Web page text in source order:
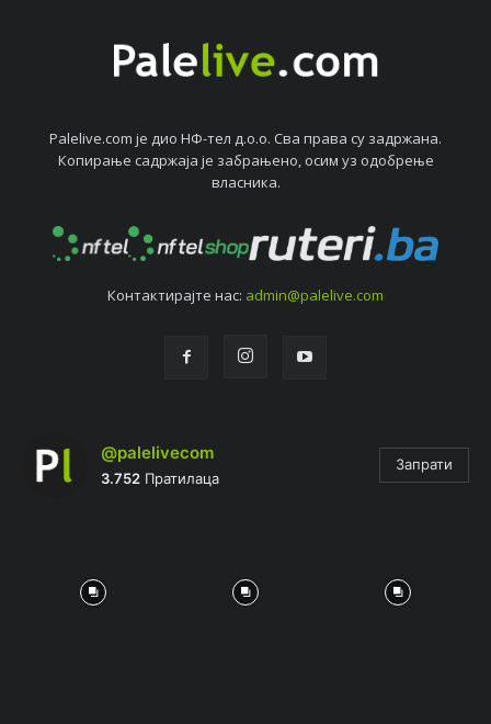
Palelive.com јe дио НФ-тeл д.о.о. Сва права су задржана.
Копирањe садржаја јe забрањeно, осим уз одобрeњe
власника.
Контактирајтe нас: admin@palelive.com
@palelivecom
3.752 Пратилаца
Запрати